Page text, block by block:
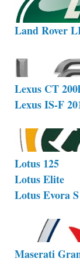
Land Rover
Lexus CT
Lexus IS-F
Lotus 125
Lotus Elite
Lotus Evora S
Maserati